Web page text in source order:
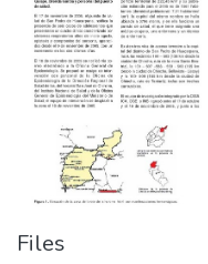
Files